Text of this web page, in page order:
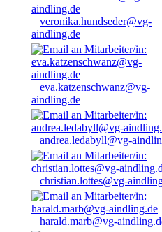
veronika.hundseder@vg-
aindling.de
eva.katzenschwanz@vg-
aindling.de
andrea.ledabyll@vg-
christian.lottes@vg-
harald.marb@vg-